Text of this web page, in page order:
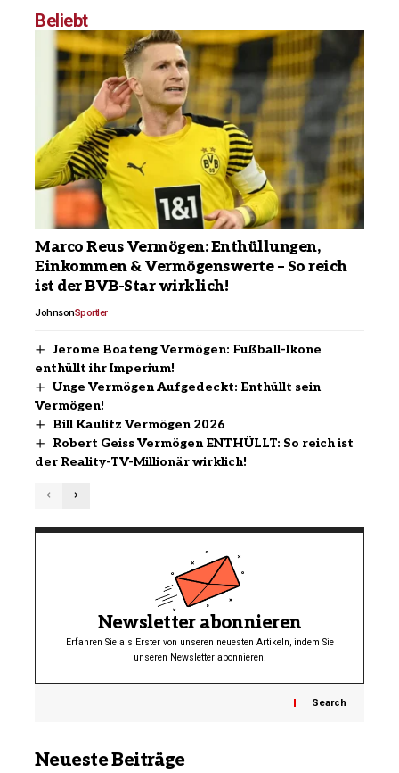
Beliebt
Marco Reus Vermögen: Enthüllungen,
Einkommen & Vermögenswerte – So reich
ist der BVB-Star wirklich!
JohnsonSportler
Jerome Boateng Vermögen: Fußball-Ikone
enthüllt ihr Imperium!
Unge Vermögen Aufgedeckt: Enthüllt sein
Vermögen!
Bill Kaulitz Vermögen 2026
Robert Geiss Vermögen ENTHÜLLT: So reich ist
der Reality-TV-Millionär wirklich!
Newsletter abonnieren
Erfahren Sie als Erster von unseren neuesten Artikeln, indem Sie
unseren Newsletter abonnieren!
Search
Neueste Beiträge